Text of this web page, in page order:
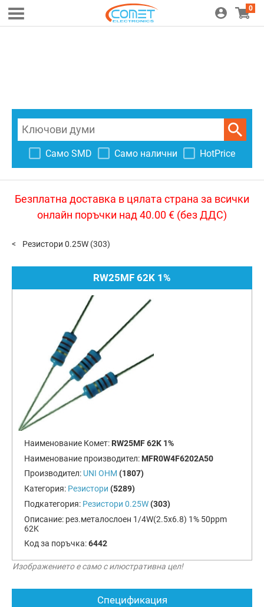
0
Само SMD Само налични HotPrice
Безплатна доставка в цялата страна за всички
онлайн поръчки над 40.00 € (без ДДС)
Резистори 0.25W (303)
RW25MF 62K 1%
Наименование Комет: RW25MF 62K 1%
Наименование производител: MFR0W4F6202A50
Производител: UNI OHM (1807)
Категория: Резистори (5289)
Подкатегория: Резистори 0.25W (303)
Описание: рез.металослоен 1/4W(2.5x6.8) 1% 50ppm
62K
Код за поръчка:6442
Изображението е само с илюстративна цел!
Спецификация